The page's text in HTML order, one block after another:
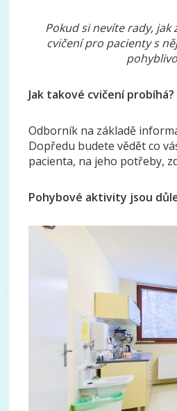
Pokud si nevíte rady,
cvičení pro pacienty s
Jak takové cvičení probíhá?
Odborník na základě
Dopředu budete vědět co
pacienta, na jeho potřeby,
Pohybové aktivity jsou